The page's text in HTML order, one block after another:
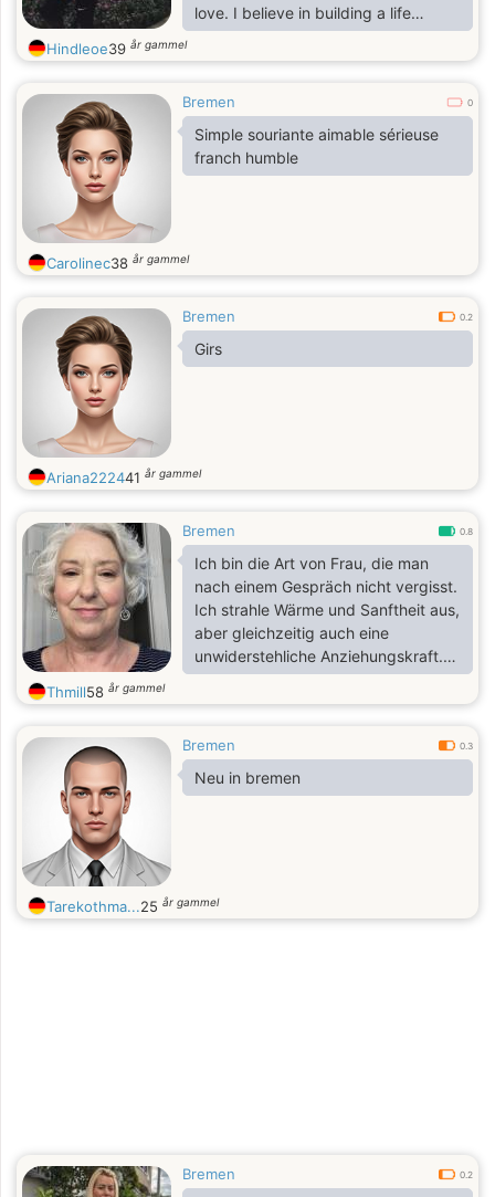
love. I believe in building a life
together with trust, care, and
commitment. Do you appreciate
know each other better.
Hindleoe39 år gammel
Bremen 0
Simple souriante aimable sérieuse
franch humble
Carolinec38 år gammel
Bremen 0.2
Girs
Ariana222441 år gammel
Bremen 0.8
Ich bin die Art von Frau, die man
nach einem Gespräch nicht vergisst.
Ich strahle Wärme und Sanftheit aus,
aber gleichzeitig auch eine
unwiderstehliche Anziehungskraft.
Ich liebe es, zu fühlen, zu leben und
jeden Moment zu genießen, sei es
Abenteuer. Ich kann verspielt,
fürsorglich, leidenschaftlich und ein
bisschen geheimnisvoll sein. Ich
Thmill58 år gammel
Bremen 0.3
Neu in bremen
Tarekothma...25 år gammel
Bremen 0.2